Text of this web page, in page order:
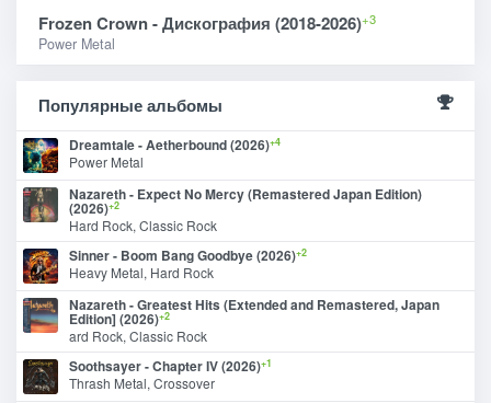
Frozen Crown - Дискография (2018-2026)+3
Power Metal
Популярные альбомы
Dreamtale - Aetherbound (2026)+4
Power Metal
Nazareth - Expect No Mercy (Remastered Japan Edition)
(2026)+2
Hard Rock, Classic Rock
Sinner - Boom Bang Goodbye (2026)+2
Heavy Metal, Hard Rock
Nazareth - Greatest Hits (Extended and Remastered, Japan
Edition] (2026)+2
ard Rock, Classic Rock
Soothsayer - Chapter IV (2026)+1
Thrash Metal, Crossover